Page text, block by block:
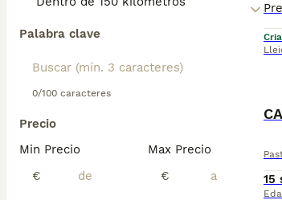
Palabra clave
0/100 caracteres
Precio
Min Precio
€
Max Precio
€
15